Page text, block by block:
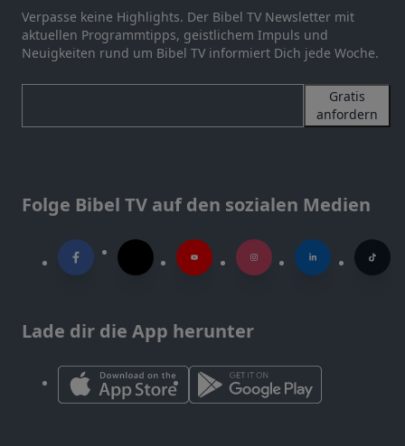
Verpasse keine Highlights. Der Bibel TV Newsletter mit
aktuellen Programmtipps, geistlichem Impuls und
Neuigkeiten rund um Bibel TV informiert Dich jede Woche.
Gratis
anfordern
Folge Bibel TV auf den sozialen Medien
Lade dir die App herunter